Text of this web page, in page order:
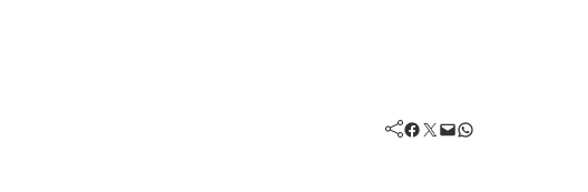
Facebook Twitter Mail WhatsApp